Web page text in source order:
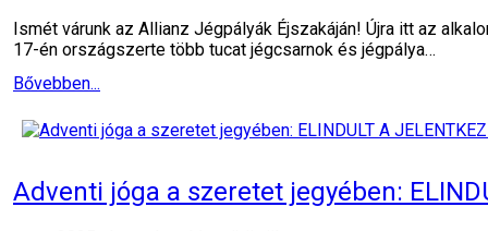
Ismét várunk az Allianz Jégpályák Éjszakáján! Újra itt az
17-én országszerte több tucat jégcsarnok és jégpálya…
Bővebben...
Adventi jóga a szeretet jegyében: